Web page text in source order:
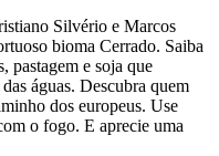
Silvério e Marcos
bioma Cerrado. Saiba
pastagem e soja que
águas. Descubra quem
dos europeus. Use
o fogo. E aprecie uma